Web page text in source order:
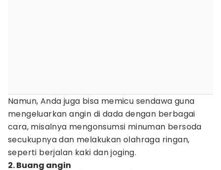
Namun, Anda juga bisa memicu sendawa guna
mengeluarkan angin di dada dengan berbagai
cara, misalnya mengonsumsi minuman bersoda
secukupnya dan melakukan olahraga ringan,
seperti berjalan kaki dan joging.
2. Buang angin